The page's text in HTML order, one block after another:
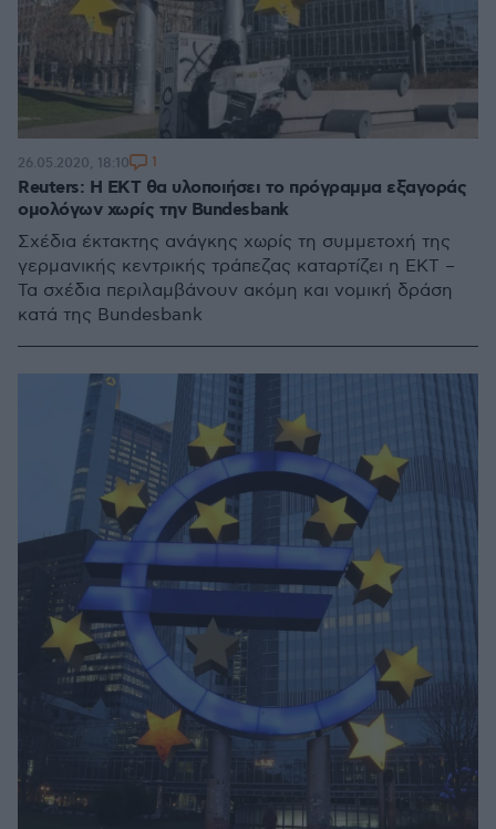
Reuters: Η ΕΚΤ θα υλοποιήσει το πρόγραμμα εξαγοράς
ομολόγων χωρίς την Bundesbank
Σχέδια έκτακτης ανάγκης χωρίς τη συμμετοχή της
γερμανικής κεντρικής τράπεζας καταρτίζει η ΕΚΤ –
Τα σχέδια περιλαμβάνουν ακόμη και νομική δράση
κατά της Bundesbank
26.05.2020, 18:10 1